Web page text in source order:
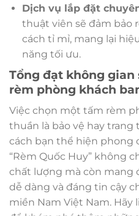
Dịch vụ lắp đặt
thuật viên sẽ đảm bảo
cách tỉ mỉ, mang lại
năng tối ưu.
Tổng đạt không gian
rèm phòng khách
Việc chọn một tấm rèm
thuần là bảo vệ hay trang
cách bạn thể hiện phong
“Rèm Quốc Huy” không
chất lượng mà còn mang
dễ dàng và đáng tin cậy
miền Nam Việt Nam. Hãy